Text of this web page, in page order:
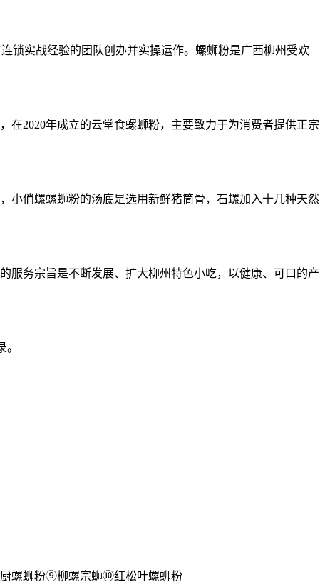
锁实战经验的团队创办并实操运作。螺蛳粉是广西柳州受欢
2020年成立的云堂食螺蛳粉，主要致力于为消费者提供正宗
小俏螺螺蛳粉的汤底是选用新鲜猪筒骨，石螺加入十几种天然
务宗旨是不断发展、扩大柳州特色小吃，以健康、可口的产
螺蛳粉⑨柳螺宗蛳⑩红松叶螺蛳粉